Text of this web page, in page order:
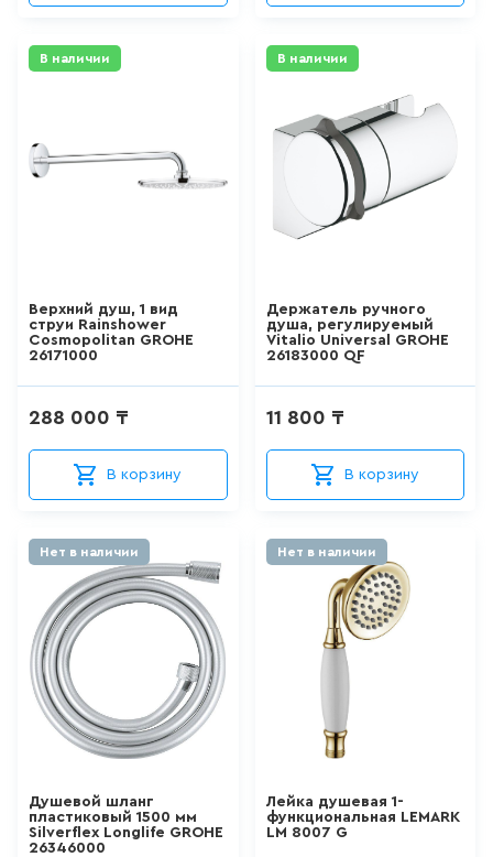
42 товаров
ЧУГУННЫЕ ВАННЫ
МРАМОРНЫЕ ВАННЫ
0 товаров
ДУШЕВЫЕ КАБИНЫ
ДУШЕВЫЕ ОГРАЖДЕНИЯ
127 товаров
ПОДДОНЫ
0 товаров
ШТОРКИ СТЕКЛЯННЫЕ
товаров
НАПОЛЬНЫЕ
ОТДЕЛЬНОСТОЯЩИЕ
УНИТАЗЫ
В наличии
Верхний душ, 1 вид
струи Rainshower
Cosmopolitan GROHE
26171000
288 000 ₸
В корзину
В наличии
Держатель ручного
душа, регулируемый
Vitalio Universal GROHE
26183000 QF
11 800 ₸
В корзину
Нет в наличии
Душевой шланг
пластиковый 1500 мм
Silverflex Longlife GROHE
26346000
Нет в наличии
Лейка душевая 1-
функциональная LEMARK
LM 8007 G